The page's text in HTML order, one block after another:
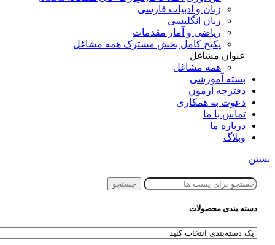
زبان و ادبیات فارسی
زبان انگلیسی
ریاضی و آمار مقدمات
پکیج کامل بخش مشترک همه مشاغل
عنوان مشاغل
همه مشاغل
بسته آموزشی
دفترچه آزمون
دعوت به همکاری
تماس با ما
درباره ما
وبلاگ
بستن
جستجو
دسته بندی محصولات